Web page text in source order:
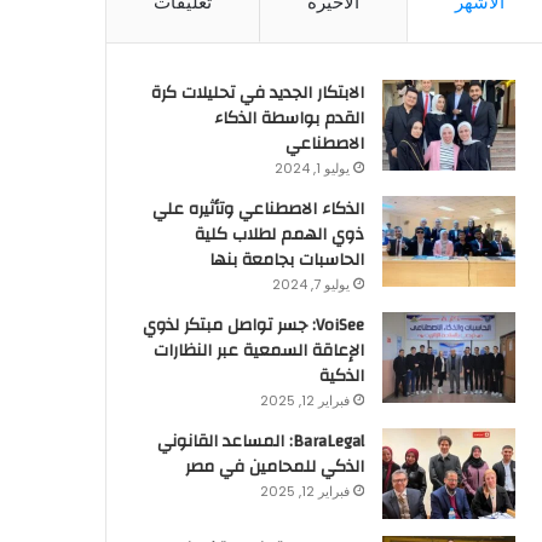
الابتكار الجديد في تحليلات كرة
القدم بواسطة الذكاء
الاصطناعي
يوليو 1, 2024
الذكاء الاصطناعي وتأثيره علي
ذوي الهمم لطلاب كلية
الحاسبات بجامعة بنها
يوليو 7, 2024
VoiSee: جسر تواصل مبتكر لذوي
الإعاقة السمعية عبر النظارات
الذكية
فبراير 12, 2025
BaraLegal: المساعد القانوني
الذكي للمحامين في مصر
فبراير 12, 2025